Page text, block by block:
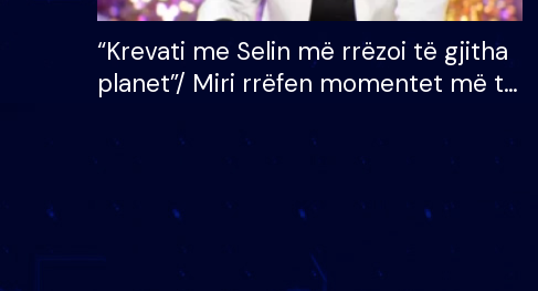
“Krevati me Selin më rrëzoi të gjitha
planet”/ Miri rrëfen momentet më të
mungojë zilja e mëngjesit kur…